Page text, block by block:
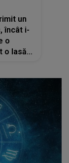
un
încât i-
o
o lasă